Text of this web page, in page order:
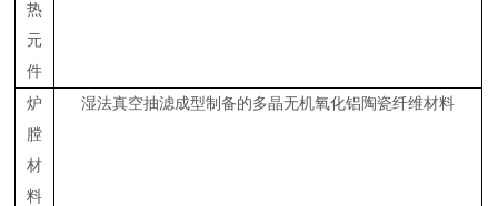
热
元
件
炉
膛
材
料
湿法真空抽滤成型制备的多晶无机氧化铝陶瓷纤维材料